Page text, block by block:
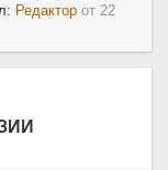
Редактор от22